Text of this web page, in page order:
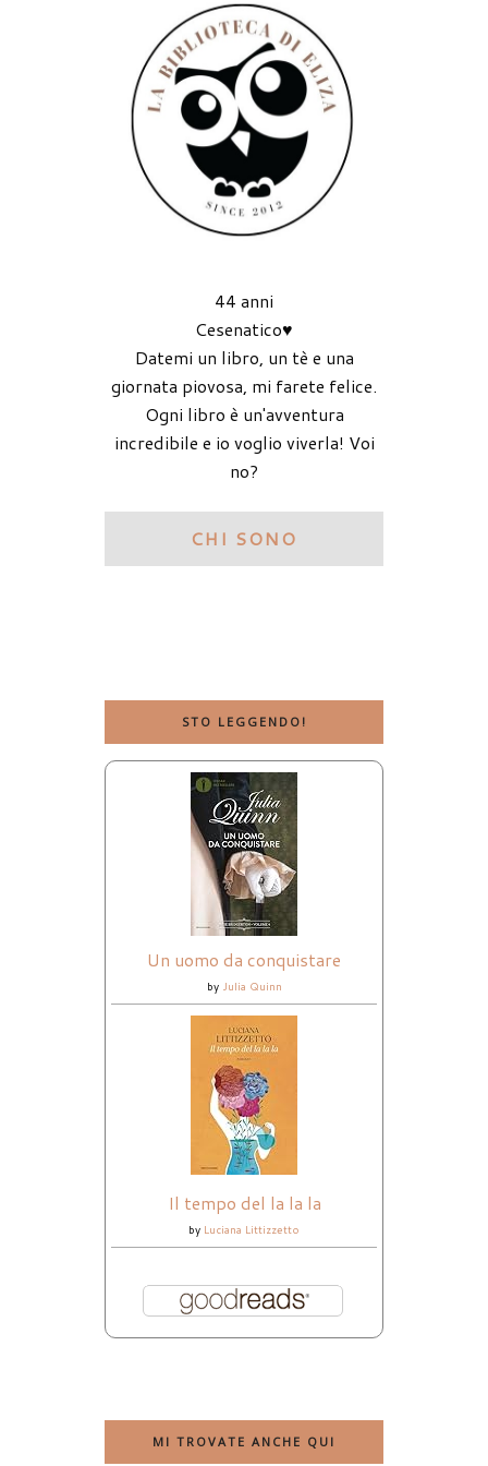
44 anni
Cesenatico♥
Datemi un libro, un tè e una
giornata piovosa, mi farete felice.
Ogni libro è un'avventura
incredibile e io voglio viverla! Voi
no?
CHI SONO
STO LEGGENDO!
Un uomo da conquistare
by Julia Quinn
Il tempo del la la la
by Luciana Littizzetto
MI TROVATE ANCHE QUI